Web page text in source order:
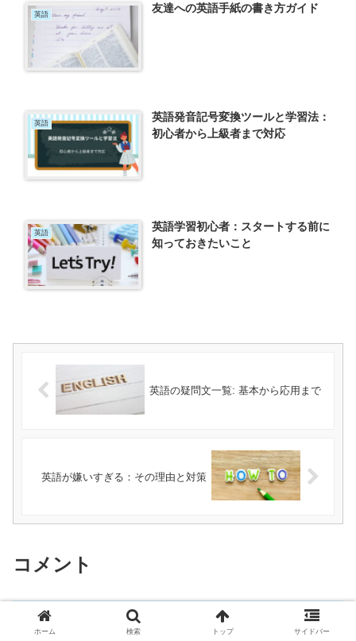
英語 友達への英語手紙の書き方ガイド
英語
英語発音記号変換ツールと学習法：
初心者から上級者まで対応
英語
英語学習初心者：スタートする前に
知っておきたいこと
英語の疑問文一覧: 基本から応用まで
英語が嫌いすぎる：その理由と対策
コメント
コメントを書き込む
ホーム 検索 トップ サイドバー